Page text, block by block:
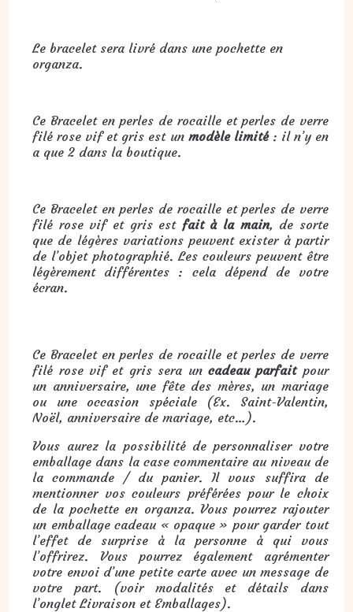
Le bracelet sera livré dans une pochette en
organza.
Ce Bracelet en perles de rocaille et perles de verre
filé rose vif et gris est unmodèle limité: il n’y en
a que 2 dans la boutique.
Ce Bracelet en perles de rocaille et perles de verre
filé rose vif et gris est fait à la main, de sorte
que de légères variations peuvent exister à partir
de l’objet photographié. Les couleurs peuvent être
légèrement différentes : cela dépend de votre
écran.
Ce Bracelet en perles de rocaille et perles de verre
filé rose vif et gris sera uncadeau parfaitpour
un anniversaire, une fête des mères, un mariage
ou une occasion spéciale (Ex. Saint-Valentin,
Noël, anniversaire de mariage, etc…).
Vous aurez la possibilité de personnaliser votre
emballage dans la case commentaire au niveau de
la commande / du panier. Il vous suffira de
mentionner vos couleurs préférées pour le choix
de la pochette en organza. Vous pourrez rajouter
un emballage cadeau « opaque » pour garder tout
l’effet de surprise à la personne à qui vous
l’offrirez. Vous pourrez également agrémenter
votre envoi d’une petite carte avec un message de
votre part. (voir modalités et détails dans
l’onglet Livraison et Emballages).